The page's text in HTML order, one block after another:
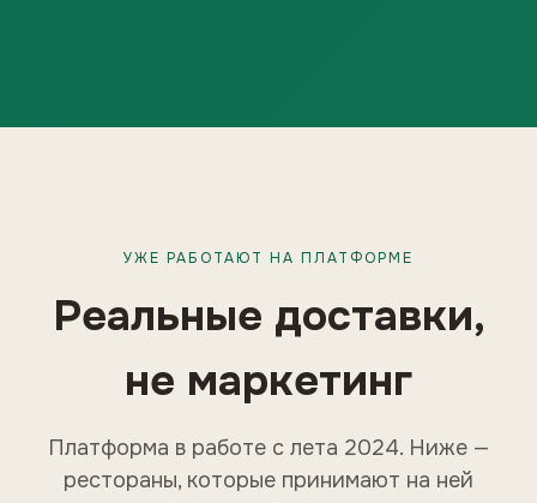
УЖЕ РАБОТАЮТ НА ПЛАТФОРМЕ
Реальные доставки,
не маркетинг
Платформа в работе с лета 2024. Ниже —
рестораны, которые принимают на ней